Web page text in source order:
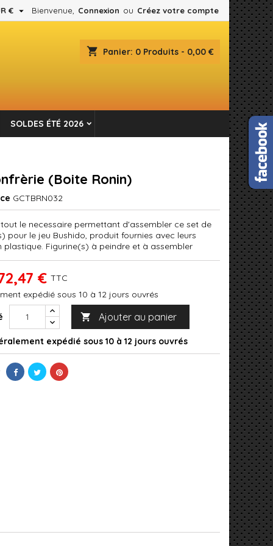
Bienvenue, Connexion ou Créez votre compte
€ 
shopping_cart Panier: 0 Produits - 0,00 €
SOLDES ÉTÉ 2026
(Boite Ronin)
GCTBRN032
le necessaire permettant d'assembler ce set de
pour le jeu Bushido, produit fournies avec leurs
plastique. Figurine(s) à peindre et à assembler
€ TTC
expédié sous 10 à 12 jours ouvrés
 Ajouter au panier
expédié sous 10 à 12 jours ouvrés